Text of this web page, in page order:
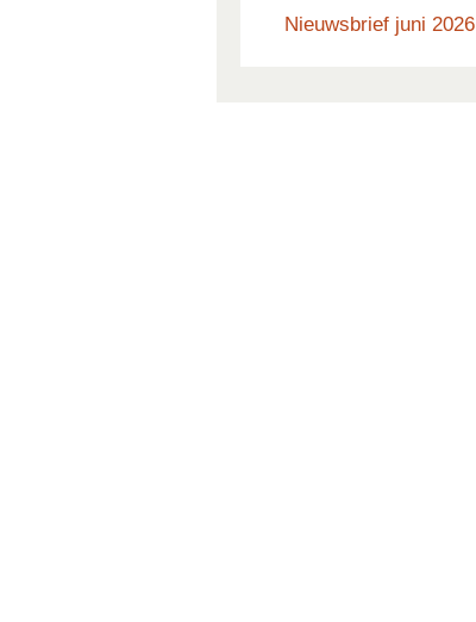
Nieuwsbrief juni 2026